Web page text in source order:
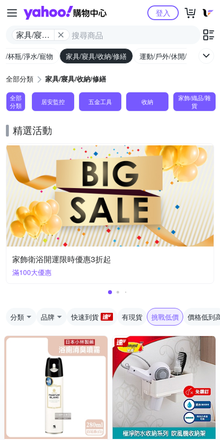
Yahoo購物中心
家具/寢具/
登入
/杯瓶/淨水/寵物 家具/寢具/收納/修繕 運動/戶外/休閒/健身
全部分類 家具/寢具/收納/修繕
全部
分類
居安監控 五金工具 收納
家飾/織品/雜
貨
精選活動
家飾衛浴開運限時優惠3折起
滿100大優惠
分類 品牌 快速到貨 有現貨 挑戰低價 價格低到